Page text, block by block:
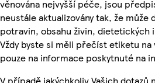
věnována nejvyšší péče, jsou
neustále aktualizovány tak, že může
potravin, obsahu živin, dietetických
Vždy byste si měli přečíst etiketu
pouze na informace poskytnuté na
V případě jakýchkoliv Vašich dotazů